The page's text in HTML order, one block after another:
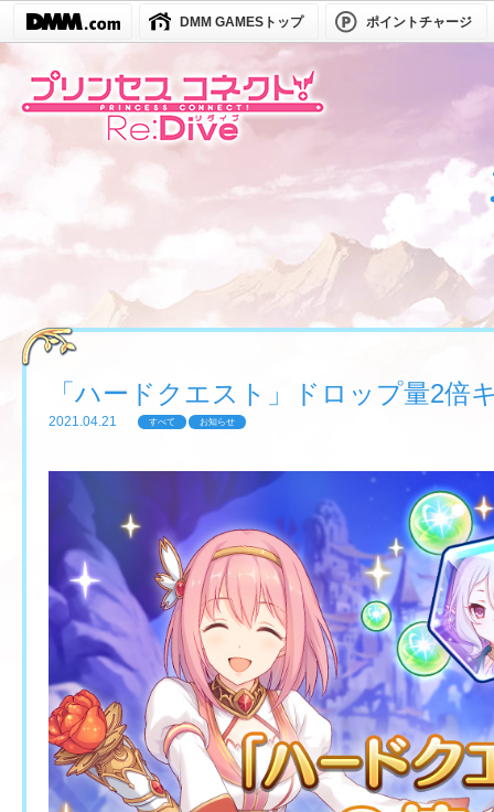
DMM GAMESトップ ポイントチャージ
「ハードクエスト」ドロップ量2倍
2021.04.21 すべて お知らせ